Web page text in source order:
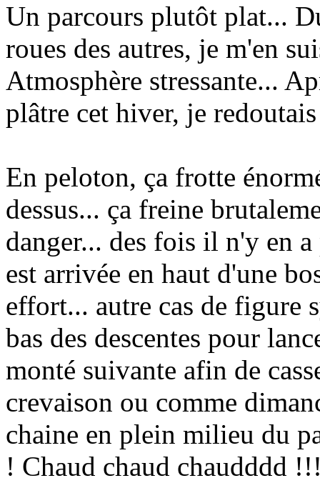
Un parcours plutôt plat...
roues des autres, je m'en
Atmosphère stressante...
plâtre cet hiver, je
En peloton, ça frotte
dessus... ça freine
danger... des fois il n'y en
est arrivée en haut d'une
effort... autre cas de figure
bas des descentes pour
monté suivante afin de
crevaison ou comme
chaine en plein milieu du
! Chaud chaud chaudddd